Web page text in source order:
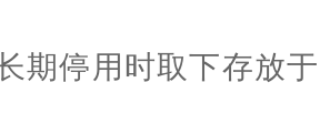
停用时取下存放于